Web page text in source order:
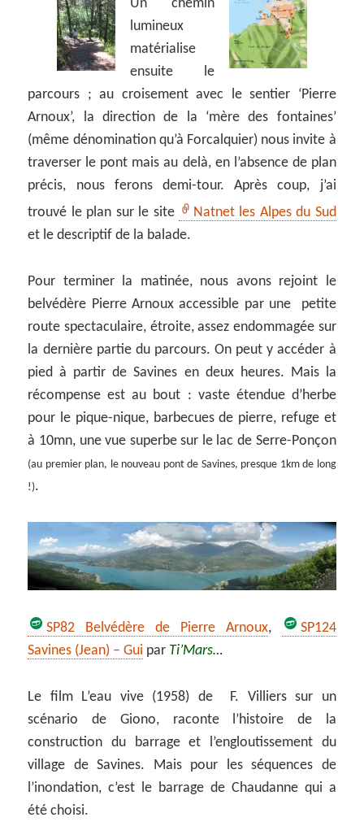
Un chemin
lumineux
matérialise
ensuite le
parcours ; au croisement avec le sentier ‘Pierre
Arnoux’, la direction de la ‘mère des fontaines’
(même dénomination qu’à Forcalquier) nous invite à
traverser le pont mais au delà, en l’absence de plan
précis, nous ferons demi-tour. Après coup, j’ai
trouvé le plan sur le site
Natnet les Alpes du Sud
et le descriptif de la balade.
Pour terminer la matinée, nous avons rejoint le
belvédère Pierre Arnoux accessible par une petite
route spectaculaire, étroite, assez endommagée sur
la dernière partie du parcours. On peut y accéder à
pied à partir de Savines en deux heures. Mais la
récompense est au bout : vaste étendue d’herbe
pour le pique-nique, barbecues de pierre, refuge et
à 10mn, une vue superbe sur le lac de Serre-Ponçon
(au premier plan, le nouveau pont de Savines, presque 1km de long
!).
SP82 Belvédère de Pierre Arnoux,
SP124
Savines (Jean) – Gui par Ti’Mars…
Le film L’eau vive (1958) de F. Villiers sur un
scénario de Giono, raconte l’histoire de la
construction du barrage et l’engloutissement du
village de Savines. Mais pour les séquences de
l’inondation, c’est le barrage de Chaudanne qui a
été choisi.